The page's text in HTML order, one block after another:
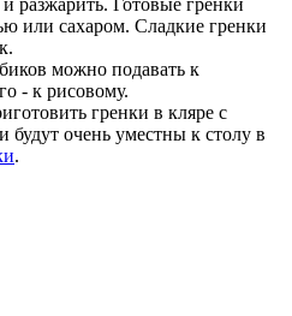
или сахаром. Сладкие гренки
можно подавать к
- к рисовому.
гренки в кляре с
очень уместны к столу в
.